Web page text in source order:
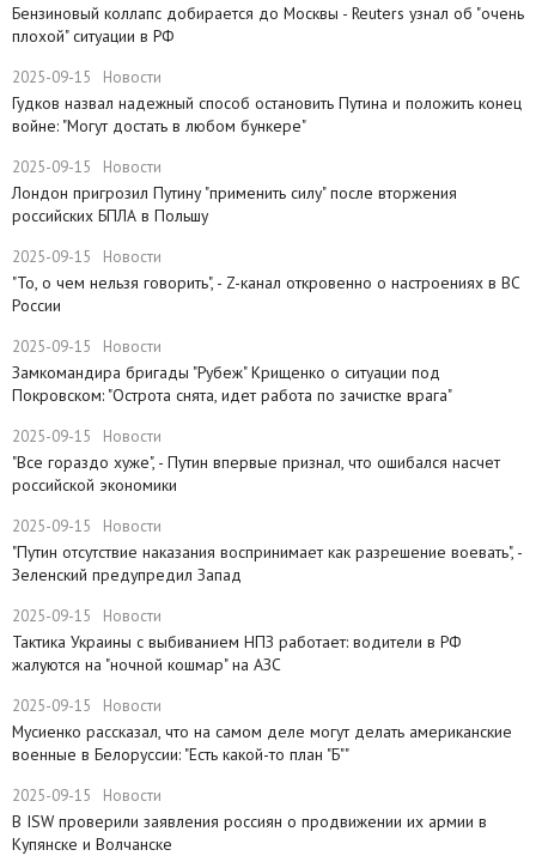
​Бензиновый коллапс добирается до Москвы - Reuters узнал об "очень
плохой" ситуации в РФ
2025-09-15 Новости
Гудков назвал надежный способ остановить Путина и положить конец
войне: "Могут достать в любом бункере"
2025-09-15 Новости
Лондон пригрозил Путину "применить силу" после вторжения
российских БПЛА в Польшу
2025-09-15 Новости
"То, о чем нельзя говорить", - Z-канал откровенно о настроениях в ВС
России
2025-09-15 Новости
Замкомандира бригады "Рубеж" Крищенко​ о ситуации под
Покровском: "Острота снята, идет работа по зачистке врага"
2025-09-15 Новости
"Все гораздо хуже", - Путин впервые признал, что ошибался насчет
российской экономики
2025-09-15 Новости
​"Путин отсутствие наказания воспринимает как разрешение воевать", -
Зеленский предупредил Запад
2025-09-15 Новости
Тактика Украины с выбиванием НПЗ работает: водители в РФ
жалуются на "ночной кошмар" на АЗС
2025-09-15 Новости
Мусиенко рассказал, что на самом деле могут делать американские
военные в Белоруссии: "Есть какой-то план "Б""
2025-09-15 Новости
В ISW проверили заявления россиян о продвижении их армии в
Купянске и Волчанске